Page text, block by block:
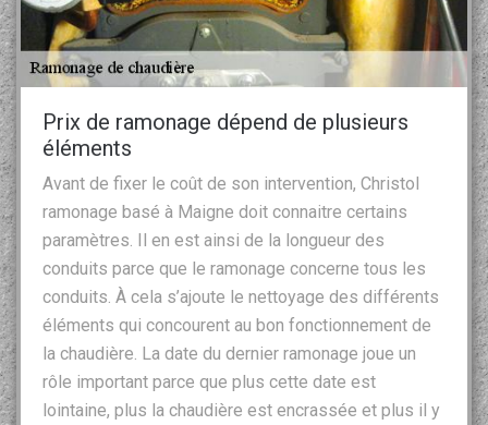
Prix de ramonage dépend de plusieurs
éléments
Avant de fixer le coût de son intervention, Christol
ramonage basé à Maigne doit connaitre certains
paramètres. Il en est ainsi de la longueur des
conduits parce que le ramonage concerne tous les
conduits. À cela s’ajoute le nettoyage des différents
éléments qui concourent au bon fonctionnement de
la chaudière. La date du dernier ramonage joue un
rôle important parce que plus cette date est
lointaine, plus la chaudière est encrassée et plus il y